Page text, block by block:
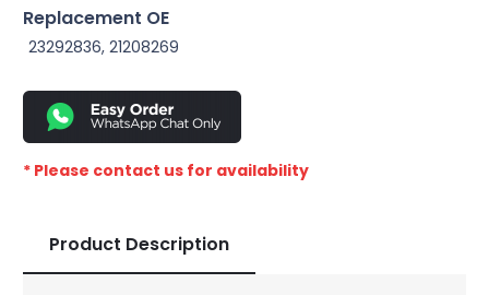
Replacement OE
23292836, 21208269
* Please contact us for availability
Product Description